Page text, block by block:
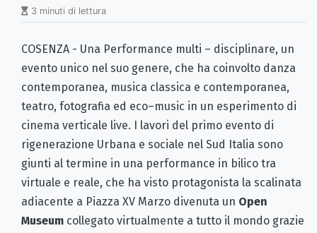
3 minuti di lettura
COSENZA - Una Performance multi – disciplinare, un
evento unico nel suo genere, che ha coinvolto danza
contemporanea, musica classica e contemporanea,
teatro, fotografia ed eco–music in un esperimento di
cinema verticale live. I lavori del primo evento di
rigenerazione Urbana e sociale nel Sud Italia sono
giunti al termine in una performance in bilico tra
virtuale e reale, che ha visto protagonista la scalinata
adiacente a Piazza XV Marzo divenuta un Open
Museum collegato virtualmente a tutto il mondo grazie